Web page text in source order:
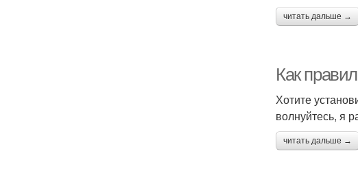
читать дальше →
Как
Хотите
волнуйтесь, я
читать дальше →